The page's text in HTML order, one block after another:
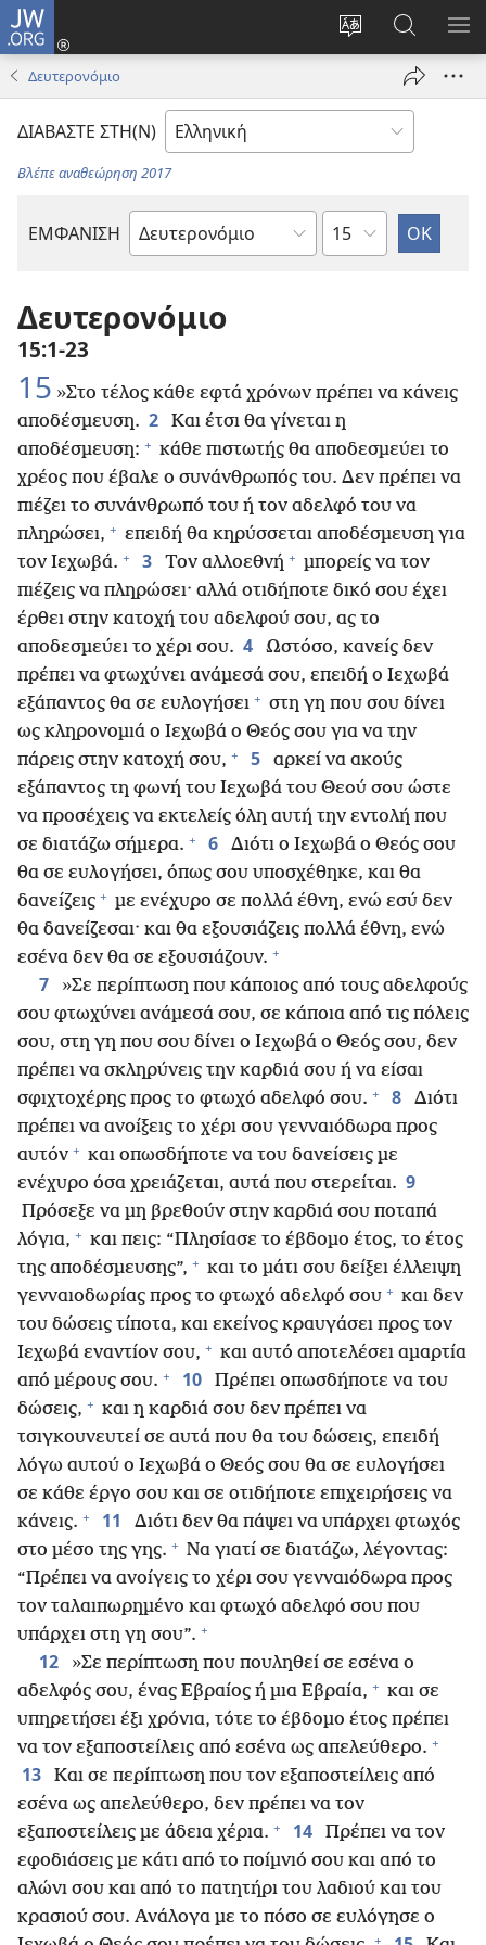
JW.ORG
Αλλαγή
γλώσσας
ιστότοπου
Σύνδεση
(ανοίγει
παράθυρο)
στο
JW.ORG
Δευτερονόμιο
ΔΙΑΒΑΣΤΕ ΣΤΗ(Ν)
Βλέπε αναθεώρηση 2017
ΕΜΦΑΝΙΣΗ
Βιβλίο
Αγίας
Γραφής
Κεφάλαιο
Δευτερονόμιο
15:1-23
15 »Στο τέλος κάθε εφτά χρόνων πρέπει να κάνεις
αποδέσμευση. 2
Και έτσι θα γίνεται η
αποδέσμευση: + κάθε πιστωτής θα αποδεσμεύει το
χρέος που έβαλε ο συνάνθρωπός του. Δεν πρέπει να
πιέζει το συνάνθρωπό του ή τον αδελφό του να
πληρώσει, + επειδή θα κηρύσσεται αποδέσμευση για
τον Ιεχωβά. + 3 Τον αλλοεθνή + μπορείς να τον
πιέζεις να πληρώσει· αλλά οτιδήποτε δικό σου έχει
έρθει στην κατοχή του αδελφού σου, ας το
αποδεσμεύει το χέρι σου. 4
Ωστόσο, κανείς δεν
πρέπει να φτωχύνει ανάμεσά σου, επειδή ο Ιεχωβά
εξάπαντος θα σε ευλογήσει + στη γη που σου δίνει
ως κληρονομιά ο Ιεχωβά ο Θεός σου για να την
πάρεις στην κατοχή σου, + 5
αρκεί να ακούς
εξάπαντος τη φωνή του Ιεχωβά του Θεού σου ώστε
να προσέχεις να εκτελείς όλη αυτή την εντολή που
σε διατάζω σήμερα. + 6
Διότι ο Ιεχωβά ο Θεός σου
θα σε ευλογήσει, όπως σου υποσχέθηκε, και θα
δανείζεις + με ενέχυρο σε πολλά έθνη, ενώ εσύ δεν
θα δανείζεσαι· και θα εξουσιάζεις πολλά έθνη, ενώ
εσένα δεν θα σε εξουσιάζουν. +
7
»Σε περίπτωση που κάποιος από τους αδελφούς
σου φτωχύνει ανάμεσά σου, σε κάποια από τις πόλεις
σου, στη γη που σου δίνει ο Ιεχωβά ο Θεός σου, δεν
πρέπει να σκληρύνεις την καρδιά σου ή να είσαι
σφιχτοχέρης προς το φτωχό αδελφό σου. + 8
Διότι
πρέπει να ανοίξεις το χέρι σου γενναιόδωρα προς
αυτόν + και οπωσδήποτε να του δανείσεις με
ενέχυρο όσα χρειάζεται, αυτά που στερείται. 9
Πρόσεξε να μη βρεθούν στην καρδιά σου ποταπά
λόγια, + και πεις: “Πλησίασε το έβδομο έτος, το έτος
της αποδέσμευσης”, + και το μάτι σου δείξει έλλειψη
γενναιοδωρίας προς το φτωχό αδελφό σου + και δεν
του δώσεις τίποτα, και εκείνος κραυγάσει προς τον
Ιεχωβά εναντίον σου, + και αυτό αποτελέσει αμαρτία
από μέρους σου. + 10
Πρέπει οπωσδήποτε να του
δώσεις, + και η καρδιά σου δεν πρέπει να
τσιγκουνευτεί σε αυτά που θα του δώσεις, επειδή
λόγω αυτού ο Ιεχωβά ο Θεός σου θα σε ευλογήσει
σε κάθε έργο σου και σε οτιδήποτε επιχειρήσεις να
κάνεις. + 11
Διότι δεν θα πάψει να υπάρχει φτωχός
στο μέσο της γης. + Να γιατί σε διατάζω, λέγοντας:
“Πρέπει να ανοίγεις το χέρι σου γενναιόδωρα προς
τον ταλαιπωρημένο και φτωχό αδελφό σου που
υπάρχει στη γη σου”. +
12
»Σε περίπτωση που πουληθεί σε εσένα ο
αδελφός σου, ένας Εβραίος ή μια Εβραία, + και σε
υπηρετήσει έξι χρόνια, τότε το έβδομο έτος πρέπει
να τον εξαποστείλεις από εσένα ως απελεύθερο. +
13
Και σε περίπτωση που τον εξαποστείλεις από
εσένα ως απελεύθερο, δεν πρέπει να τον
εξαποστείλεις με άδεια χέρια. + 14
Πρέπει να τον
εφοδιάσεις με κάτι από το ποίμνιό σου και από το
αλώνι σου και από το πατητήρι του λαδιού και του
κρασιού σου. Ανάλογα με το πόσο σε ευλόγησε ο
+